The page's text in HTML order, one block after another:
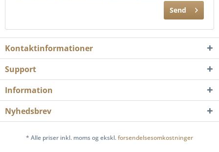
Send
Kontaktinformationer
Support
Information
Nyhedsbrev
* Alle priser inkl. moms og ekskl.forsendelsesomkostninger